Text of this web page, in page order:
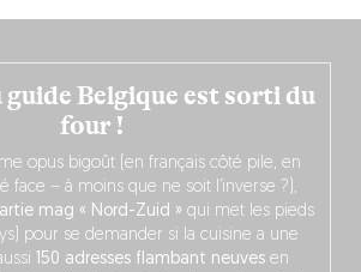
guide Belgique est sorti du
four !
opus bigoût (en français côté pile, en
face – à moins que ne soit l’inverse ?),
mag « Nord-Zuid » qui met les pieds
pour se demander si la cuisine a une
150 adresses flambant neuvesen